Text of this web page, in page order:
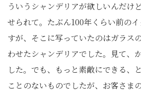
ういうシャンデリアが欲しいんだけ
せられて。たぶん100年くらい前の
すが、そこに写っていたのはガラス
わせたシャンデリアでした。見て、
した。でも、もっと素敵にできる、
ことのないものでしたが、お客さま